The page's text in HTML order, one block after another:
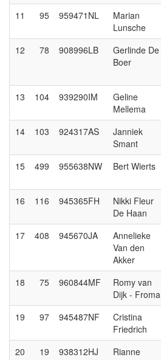
11 95 959471NL
Marian
Lunsche
12
78 908996LB
Gerlinde De
Boer
13
104 939290IM
Geline
Mellema
14
103 924317AS
Janniek
Smant
15 499 955638NW Bert Wierts
16
116 945365FH
Nikki Fleur
De Haan
17
408 945670JA
Annelieke
Van den
Akker
18 75 960844MF
Romy van
Dijk - Froma
19
97 945487NF
Cristina
Friedrich
20
19 938312HJ
Rianne